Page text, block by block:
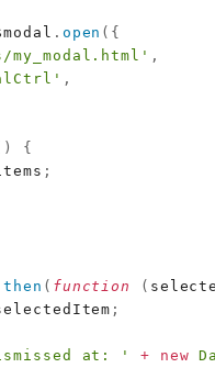
. open ( {
my_modal.html' ,
,
)
{
;
then ( function (
;
at: ' + new